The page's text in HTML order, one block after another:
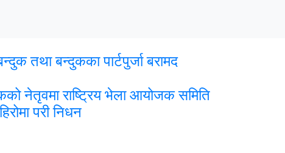
तथा बन्दुकका पार्टपुर्जा बरामद
नेतृवमा राष्ट्रिय भेला आयोजक समिति
परी निधन